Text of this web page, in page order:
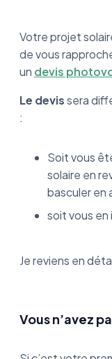
Votre projet
de vous
un devis
Le devissera
:
Soit vous
solaire en
basculer en
soit vous en
Je reviens en
Vous n’avez